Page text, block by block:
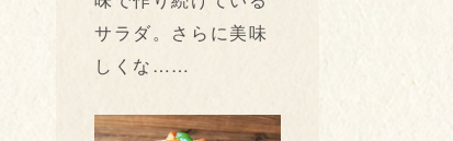
サラダ。さらに美味
しくな……